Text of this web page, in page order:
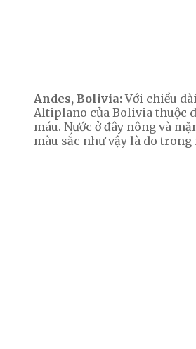
Andes, Bolivia:Với chiều
Altiplano của Bolivia thuộc
máu. Nước ở đây nông và
màu sắc như vậy là do